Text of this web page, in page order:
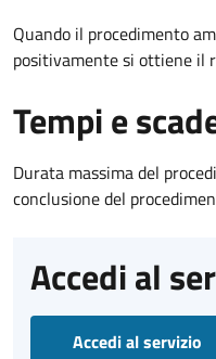
Quando il procedimento
positivamente si ottiene il
Tempi e
Durata massima del
conclusione del
Accedi al
Accedi al servizio